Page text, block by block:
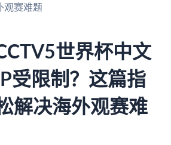
观赛难题
世界杯中文
受限制？这篇指
解决海外观赛难